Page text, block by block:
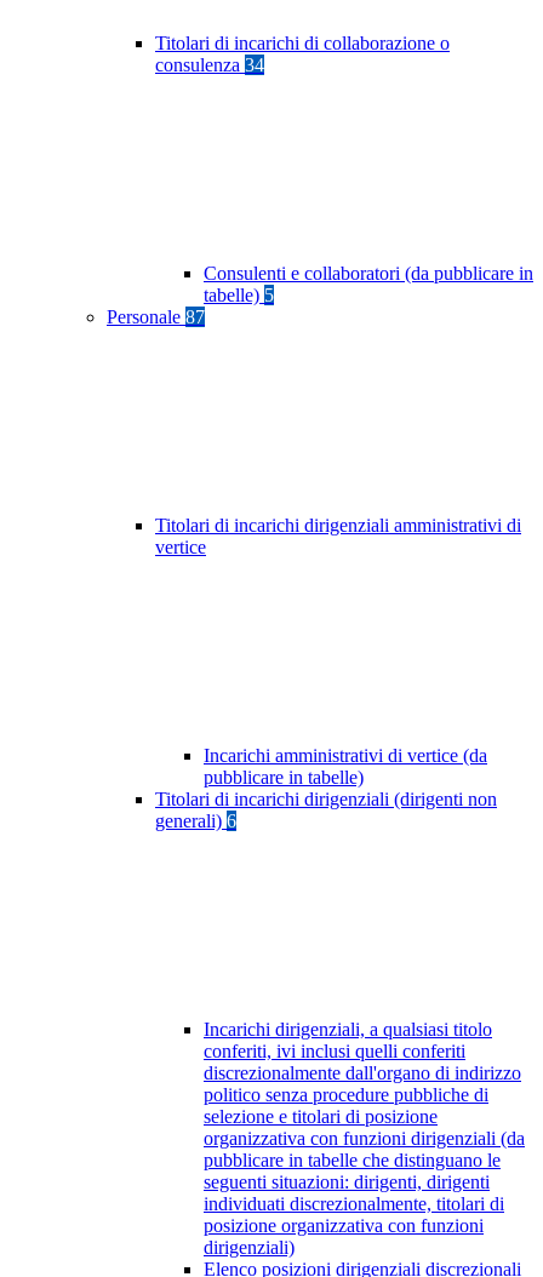
Titolari di incarichi di collaborazione o
consulenza 34
Consulenti e collaboratori (da pubblicare in
tabelle) 5
Personale 87
Titolari di incarichi dirigenziali amministrativi di
vertice
Incarichi amministrativi di vertice (da
pubblicare in tabelle)
Titolari di incarichi dirigenziali (dirigenti non
generali) 6
Incarichi dirigenziali, a qualsiasi titolo
conferiti, ivi inclusi quelli conferiti
discrezionalmente dall'organo di indirizzo
politico senza procedure pubbliche di
selezione e titolari di posizione
organizzativa con funzioni dirigenziali (da
pubblicare in tabelle che distinguano le
seguenti situazioni: dirigenti, dirigenti
individuati discrezionalmente, titolari di
posizione organizzativa con funzioni
dirigenziali)
Elenco posizioni dirigenziali discrezionali